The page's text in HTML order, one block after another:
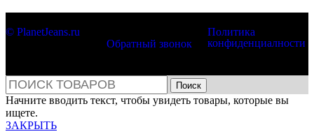
© PlanetJeans.ru
Обратный звонок
Политика
конфиденциалности
Поиск
Начните вводить текст, чтобы увидеть товары, которые вы
ищете.
ЗАКРЫТЬ